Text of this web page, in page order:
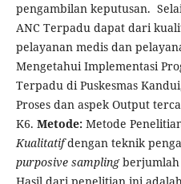
pengambilan keputusan.
ANC Terpadu dapat dari
pelayanan medis dan
Mengetahui Implementasi
Terpadu di Puskesmas
Proses dan aspek Output
K6. Metode: Metode
Kualitatifdengan teknik
purposive sampling